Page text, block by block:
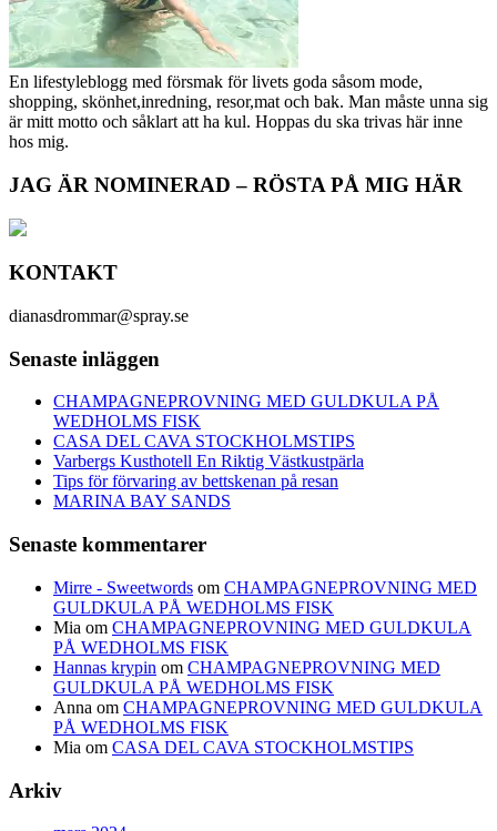
En lifestyleblogg med försmak för livets goda såsom mode,
shopping, skönhet,inredning, resor,mat och bak. Man måste unna sig
är mitt motto och såklart att ha kul. Hoppas du ska trivas här inne
hos mig.
JAG ÄR NOMINERAD – RÖSTA PÅ MIG HÄR
KONTAKT
dianasdrommar@spray.se
Senaste inläggen
CHAMPAGNEPROVNING MED GULDKULA PÅ
WEDHOLMS FISK
CASA DEL CAVA STOCKHOLMSTIPS
Varbergs Kusthotell En Riktig Västkustpärla
Tips för förvaring av bettskenan på resan
MARINA BAY SANDS
Senaste kommentarer
Mirre - Sweetwords om CHAMPAGNEPROVNING MED
GULDKULA PÅ WEDHOLMS FISK
Mia om CHAMPAGNEPROVNING MED GULDKULA
PÅ WEDHOLMS FISK
Hannas krypin om CHAMPAGNEPROVNING MED
GULDKULA PÅ WEDHOLMS FISK
Anna om CHAMPAGNEPROVNING MED GULDKULA
PÅ WEDHOLMS FISK
Mia om CASA DEL CAVA STOCKHOLMSTIPS
Arkiv